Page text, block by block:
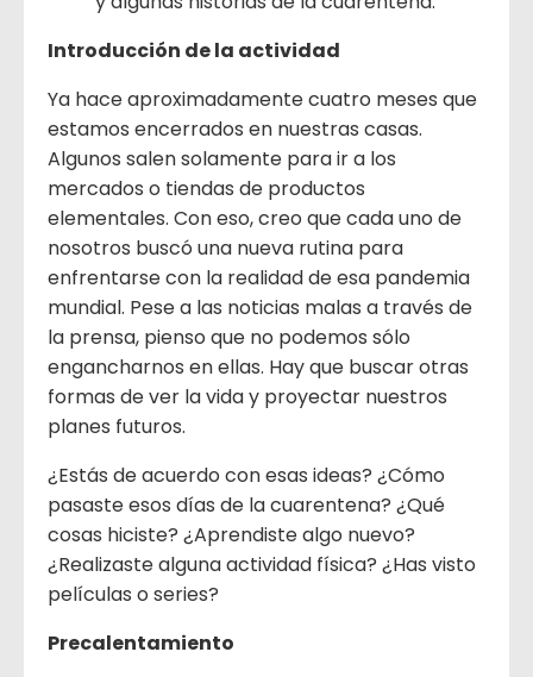
Introducción de la actividad
Ya hace aproximadamente cuatro meses que
estamos encerrados en nuestras casas.
Algunos salen solamente para ir a los
mercados o tiendas de productos
elementales. Con eso, creo que cada uno de
nosotros buscó una nueva rutina para
enfrentarse con la realidad de esa pandemia
mundial. Pese a las noticias malas a través de
la prensa, pienso que no podemos sólo
engancharnos en ellas. Hay que buscar otras
formas de ver la vida y proyectar nuestros
planes futuros.
¿Estás de acuerdo con esas ideas? ¿Cómo
pasaste esos días de la cuarentena? ¿Qué
cosas hiciste? ¿Aprendiste algo nuevo?
¿Realizaste alguna actividad física? ¿Has visto
películas o series?
Precalentamiento